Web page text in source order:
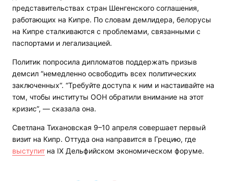
представительствах стран Шенгенского соглашения,
работающих на Кипре. По словам демлидера, белорусы
на Кипре сталкиваются с проблемами, связанными с
паспортами и легализацией.
Политик попросила дипломатов поддержать призыв
демсил “немедленно освободить всех политических
заключенных“. “Требуйте доступа к ним и настаивайте на
том, чтобы институты ООН обратили внимание на этот
кризис”, — сказала она.
Светлана Тихановская 9–10 апреля совершает первый
визит на Кипр. Оттуда она направится в Грецию, где
выступит на IX Дельфийском экономическом форуме.